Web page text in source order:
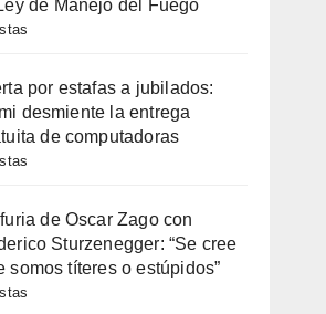
de Manejo del Fuego
por estafas a jubilados:
desmiente la entrega
de computadoras
furia de Oscar Zago con
Sturzenegger: “Se cree
somos títeres o estúpidos”